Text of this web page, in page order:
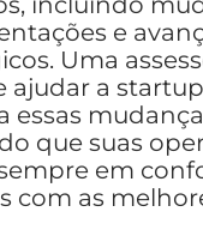
e
Uma
ajudar a
essas
que suas
em
com as